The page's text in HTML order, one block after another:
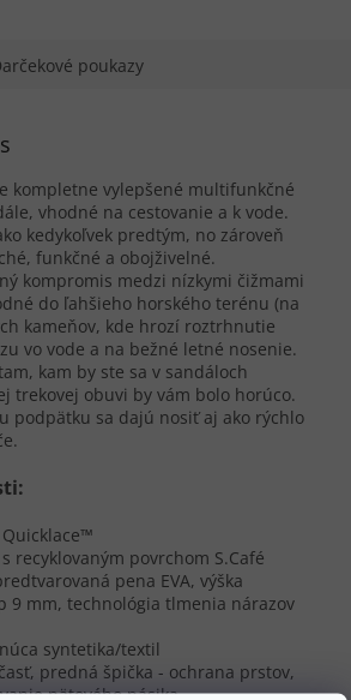
poukazy
kompletne vylepšené multifunkčné
vhodné na cestovanie a k vode.
kedykoľvek predtým, no zároveň
funkčné a obojživelné.
kompromis medzi nízkymi čižmami
do ľahšieho horského terénu (na
kameňov, kde hrozí roztrhnutie
vo vode a na bežné letné nosenie.
kam by ste sa v sandáloch
trekovej obuvi by vám bolo horúco.
podpätku sa dajú nosiť aj ako rýchlo
Quicklace™
recyklovaným povrchom S.Café
pena EVA, výška
9 mm, technológia tlmenia nárazov
syntetika/textil
predná špička - ochrana prstov,
pätového pásika